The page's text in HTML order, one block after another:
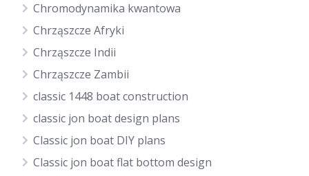
Chromodynamika kwantowa
Chrząszcze Afryki
Chrząszcze Indii
Chrząszcze Zambii
classic 1448 boat construction
classic jon boat design plans
Classic jon boat DIY plans
Classic jon boat flat bottom design